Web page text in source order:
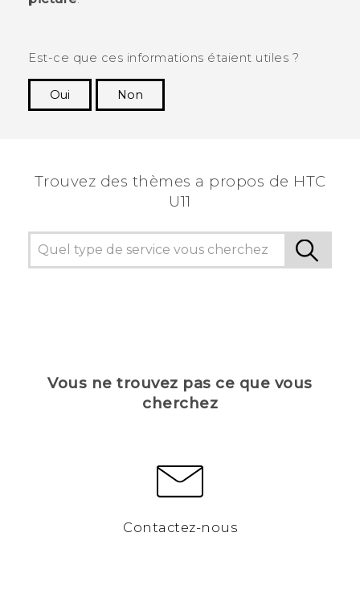
Est-ce que ces informations étaient utiles ?
Oui
Non
Trouvez des thèmes a propos de HTC
U11
Vous ne trouvez pas ce que vous
cherchez
Contactez-nous